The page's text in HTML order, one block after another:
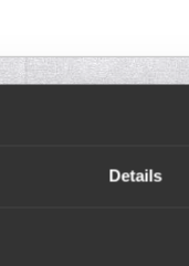
Details